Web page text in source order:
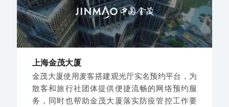
上海金茂大厦
金茂大厦使用麦客搭建观光厅实名预约平台，为
散客和旅行社团体提供便捷流畅的网络预约服
务，同时也帮助金茂大厦落实防疫管控工作要